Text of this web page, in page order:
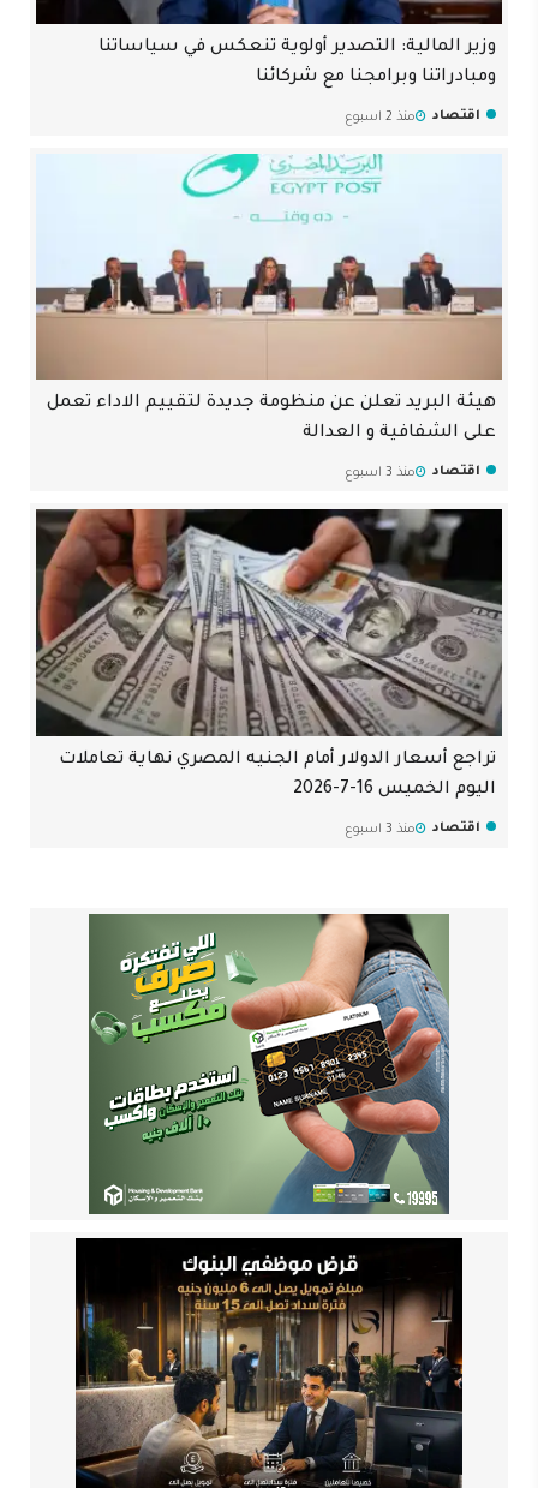
وزير المالية: التصدير أولوية تنعكس في سياساتنا
ومبادراتنا وبرامجنا مع شركائنا
اقتصاد منذ 2 اسبوع
هيئة البريد تعلن عن منظومة جديدة لتقييم الاداء تعمل
على الشفافية و العدالة
اقتصاد منذ 3 اسبوع
تراجع أسعار الدولار أمام الجنيه المصري نهاية تعاملات
اليوم الخميس 16-7-2026
اقتصاد منذ 3 اسبوع